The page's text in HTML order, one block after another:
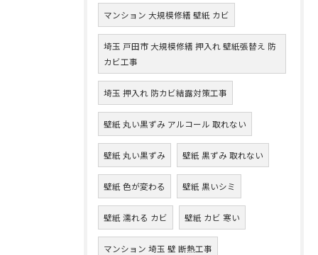
マンション 大規模修繕 壁紙 カビ
埼玉 戸田市 大規模修繕 押入れ 壁紙張替え 防
カビ工事
埼玉 押入れ 防カビ結露対策工事
壁紙 丸い黒ずみ アルコール 取れない
壁紙 丸い黒ずみ 壁紙 黒ずみ 取れない
壁紙 色が変わる 壁紙 黒いシミ
壁紙 濡れる カビ 壁紙 カビ 寒い
マンション 埼玉 壁 断熱工事